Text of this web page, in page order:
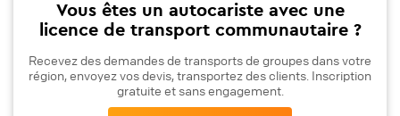
Vous êtes un autocariste avec une
licence de transport communautaire ?
Recevez des demandes de transports de groupes dans votre
région, envoyez vos devis, transportez des clients. Inscription
gratuite et sans engagement.